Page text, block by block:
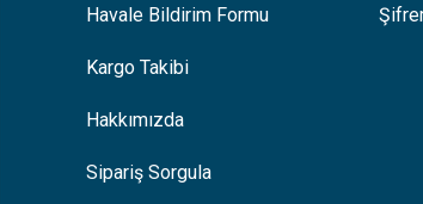
Gönder
Havale Bildirim Formu
Kargo Takibi
Hakkımızda
Sipariş Sorgula